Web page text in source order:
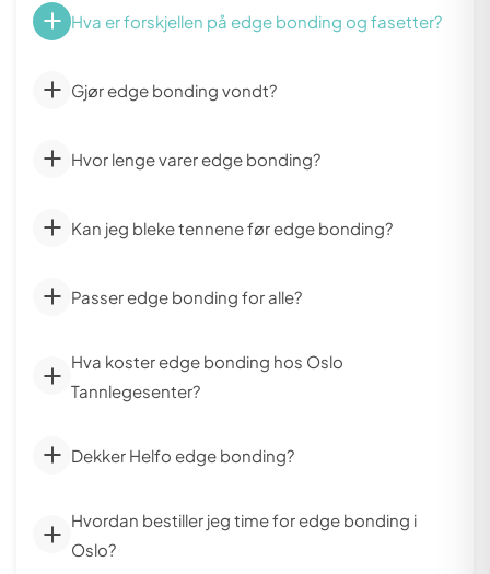
Hva er forskjellen på edge bonding og fasetter?
Gjør edge bonding vondt?
Hvor lenge varer edge bonding?
Kan jeg bleke tennene før edge bonding?
Passer edge bonding for alle?
Hva koster edge bonding hos Oslo
Tannlegesenter?
Dekker Helfo edge bonding?
Hvordan bestiller jeg time for edge bonding i
Oslo?